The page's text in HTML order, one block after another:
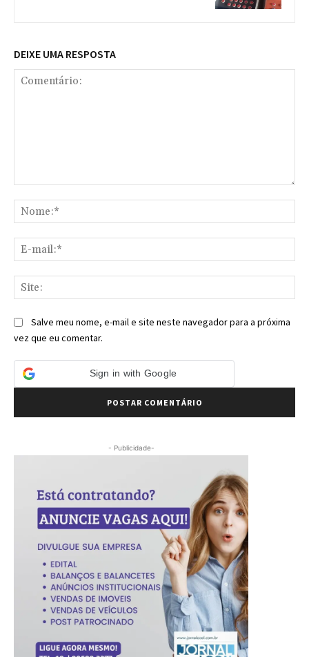
DEIXE UMA RESPOSTA
Salve meu nome, e-mail e site neste navegador para a próxima
vez que eu comentar.
Sign in with Google
- Publicidade-